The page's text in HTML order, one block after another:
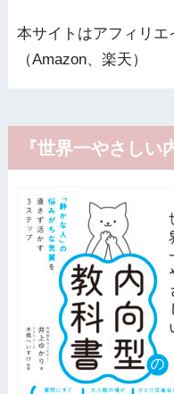
本サイトはアフィリ
（Amazon、楽天）
『世界一やさしい